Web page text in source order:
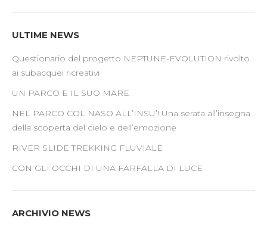
ULTIME NEWS
Questionario del progetto NEPTUNE-EVOLUTION rivolto
ai subacquei ricreativi
UN PARCO E IL SUO MARE
NEL PARCO COL NASO ALL’INSU’! Una serata all’insegna
della scoperta del cielo e dell’emozione
RIVER SLIDE TREKKING FLUVIALE
CON GLI OCCHI DI UNA FARFALLA DI LUCE
ARCHIVIO NEWS